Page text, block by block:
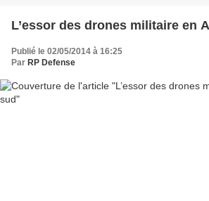
L’essor des drones militaire en
Publié le 02/05/2014 à 16:25
Par RP Defense